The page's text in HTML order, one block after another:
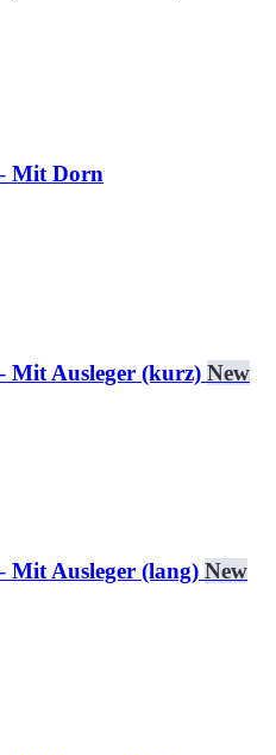
Mit Dorn
Mit Ausleger (kurz) New
Mit Ausleger (lang) New